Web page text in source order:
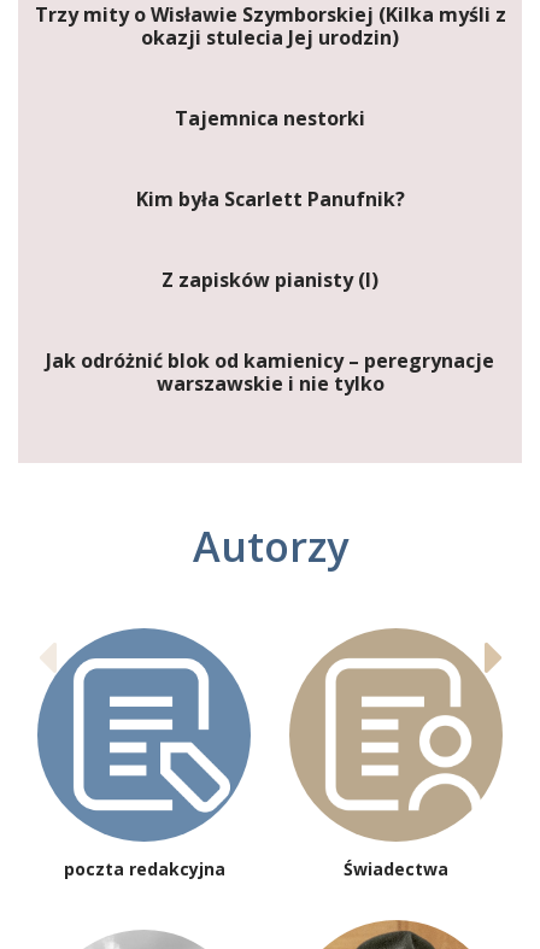
Trzy mity o Wisławie Szymborskiej (Kilka myśli z
okazji stulecia Jej urodzin)
Tajemnica nestorki
Kim była Scarlett Panufnik?
Z zapisków pianisty (I)
Jak odróżnić blok od kamienicy – peregrynacje
warszawskie i nie tylko
Autorzy
poczta redakcyjna Świadectwa